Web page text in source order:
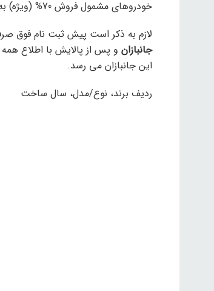
خودروهای مشمول فروش 70% (ویژه) به شرح زیر می باشد.
لازم به ذکر است پیش ثبت نام فوق
جانبازان و پس از پالایش با اطلاع همه
این جانبازان می رسد.
ردیف برند، نوع/مدل، سال ساخت